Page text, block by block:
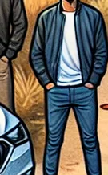
C Class W204
W203
W204
W211
Sprinter
B5
B5 5
B6
B7
B8
CC